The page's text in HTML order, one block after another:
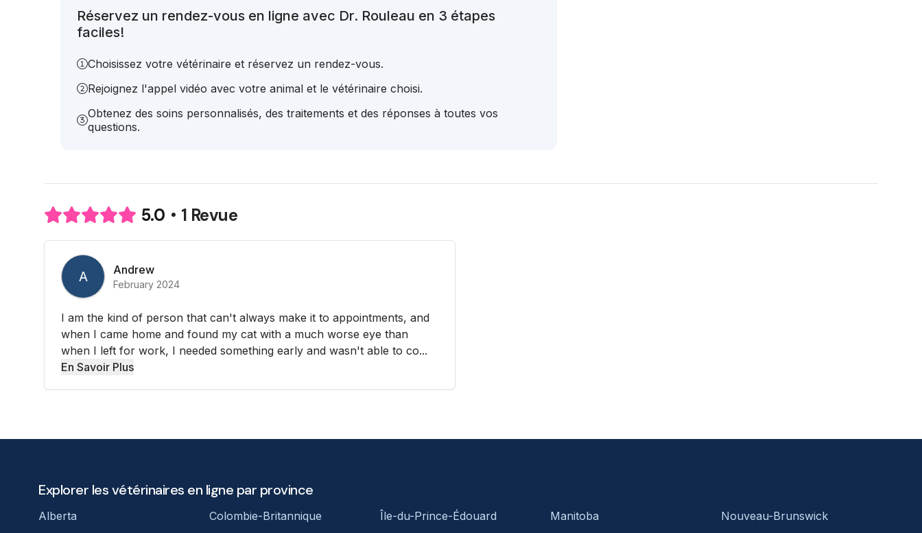
Réservez un rendez-vous en ligne avec Dr. Rouleau en 3 étapes
faciles!
Choisissez votre vétérinaire et réservez un rendez-vous.
Rejoignez l'appel vidéo avec votre animal et le vétérinaire choisi.
Obtenez des soins personnalisés, des traitements et des réponses à toutes vos
questions.
5.0 1 Revue
A Andrew
February 2024
I am the kind of person that can't always make it to appointments, and
when I came home and found my cat with a much worse eye than
when I left for work, I needed something early and wasn't able to co...
En Savoir Plus
Explorer les vétérinaires en ligne par province
Alberta Colombie-Britannique Île-du-Prince-Édouard Manitoba
Nouveau-Brunswick